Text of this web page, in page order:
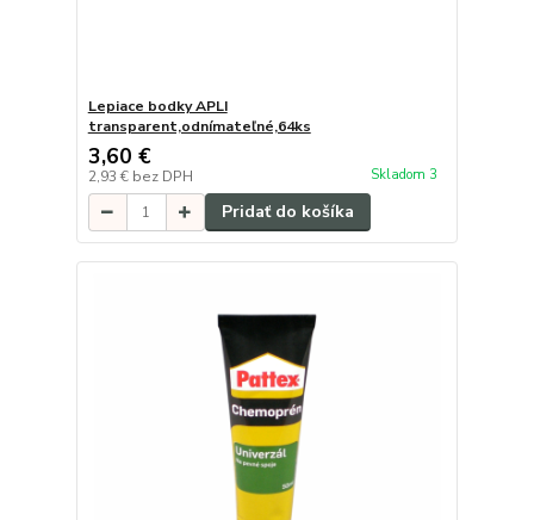
Lepiace bodky APLI
transparent,odnímateľné,64ks
3,60 €
2,93 € bez DPH Skladom 3
Pridať do košíka